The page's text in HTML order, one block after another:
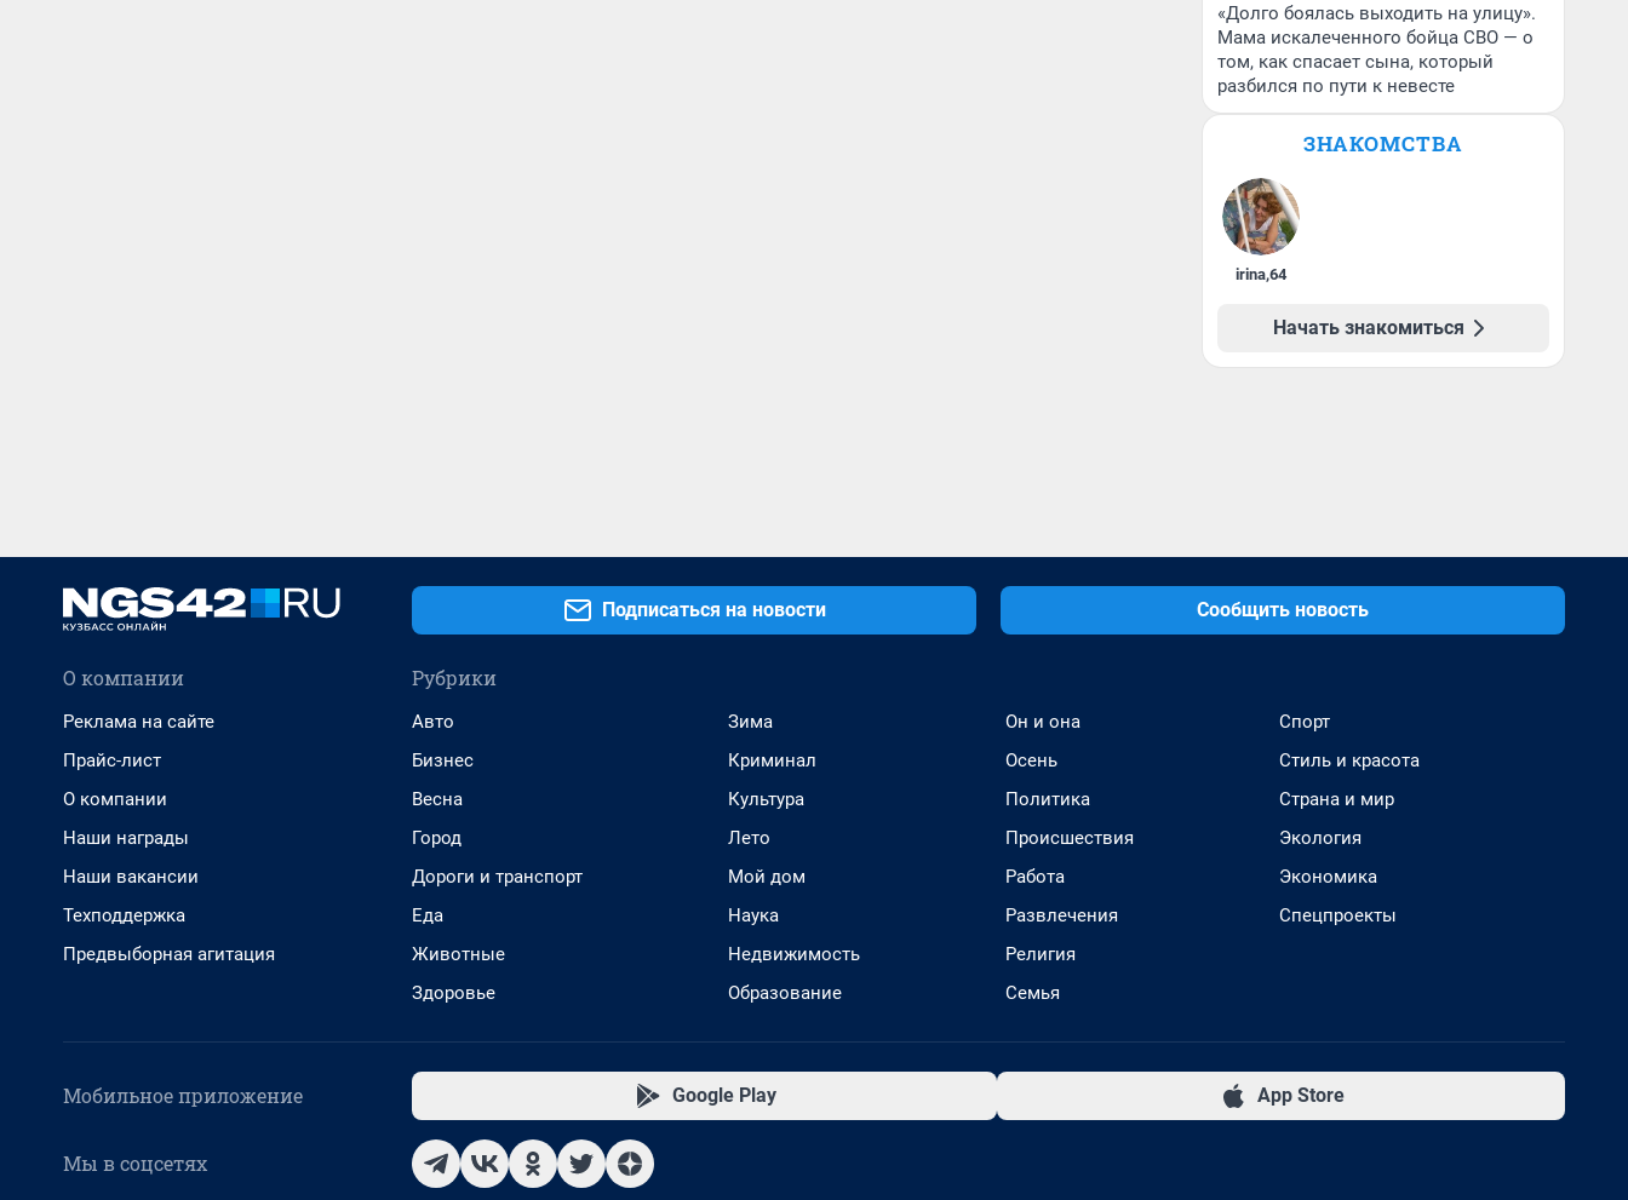
«Долго боялась выходить на улицу».
Мама искалеченного бойца СВО — о
том, как спасает сына, который
разбился по пути к невесте
ЗНАКОМСТВА
irina,64
Начать знакомиться
Подписаться на новости Сообщить новость
О компании
Реклама на сайте
Прайс-лист
О компании
Наши награды
Наши вакансии
Техподдержка
Предвыборная агитация
Рубрики
Авто
Бизнес
Весна
Город
Дороги и транспорт
Еда
Животные
Здоровье
Зима
Криминал
Культура
Лето
Мой дом
Наука
Недвижимость
Образование
Он и она
Осень
Политика
Происшествия
Работа
Развлечения
Религия
Семья
Спорт
Стиль и красота
Страна и мир
Экология
Экономика
Спецпроекты
Мобильное приложение Google Play App Store
Мы в соцсетях